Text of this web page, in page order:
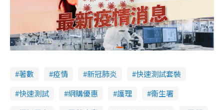
著數 疫情 新冠肺炎
快速測試套裝
快速測試
網購優惠 護理
衞生署